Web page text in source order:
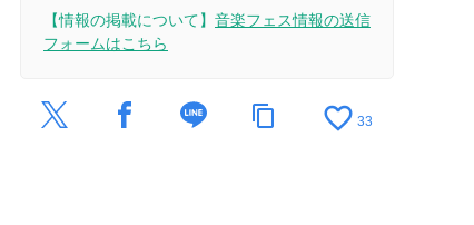
【情報の掲載について】 音楽フェス情報の送信
フォームはこちら
content_copy favorite_border 33